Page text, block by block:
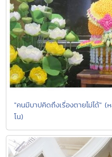
"คนมีบาปคิดถึงเรื่องตายไม่ได้"
โน)